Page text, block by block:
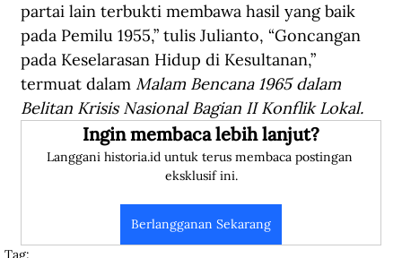
partai lain terbukti membawa hasil yang baik
pada Pemilu 1955,” tulis Julianto, “Goncangan
pada Keselarasan Hidup di Kesultanan,”
termuat dalam Malam Bencana 1965 dalam
Belitan Krisis Nasional Bagian II Konflik Lokal.
Ingin membaca lebih lanjut?
Langgani historia.id untuk terus membaca postingan
eksklusif ini.
Berlangganan Sekarang
Tag: